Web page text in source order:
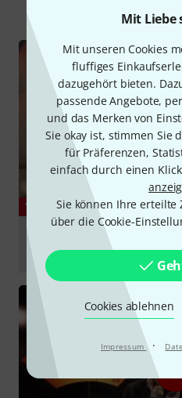
Mit Liebe
Mit unseren Cookies
fluffiges
dazugehört bieten.
passende Angebote,
und das Merken von
Sie okay ist, stimmen Sie
für Präferenzen,
einfach durch einen
Sie können Ihre
über die Cookie-
Cookies ablehnen
Impressum ·
YOUTUBE
SPL TDx Transient
Test
abspielen